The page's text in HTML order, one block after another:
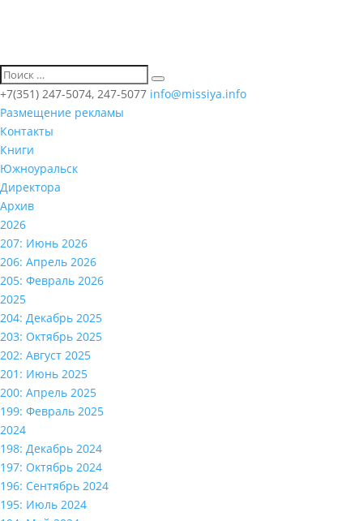
+7(351) 247-5074, 247-5077 info@missiya.info
Размещение рекламы
Контакты
Книги
Южноуральск
Директора
Архив
2026
207: Июнь 2026
206: Апрель 2026
205: Февраль 2026
2025
204: Декабрь 2025
203: Октябрь 2025
202: Август 2025
201: Июнь 2025
200: Апрель 2025
199: Февраль 2025
2024
198: Декабрь 2024
197: Октябрь 2024
196: Сентябрь 2024
195: Июль 2024